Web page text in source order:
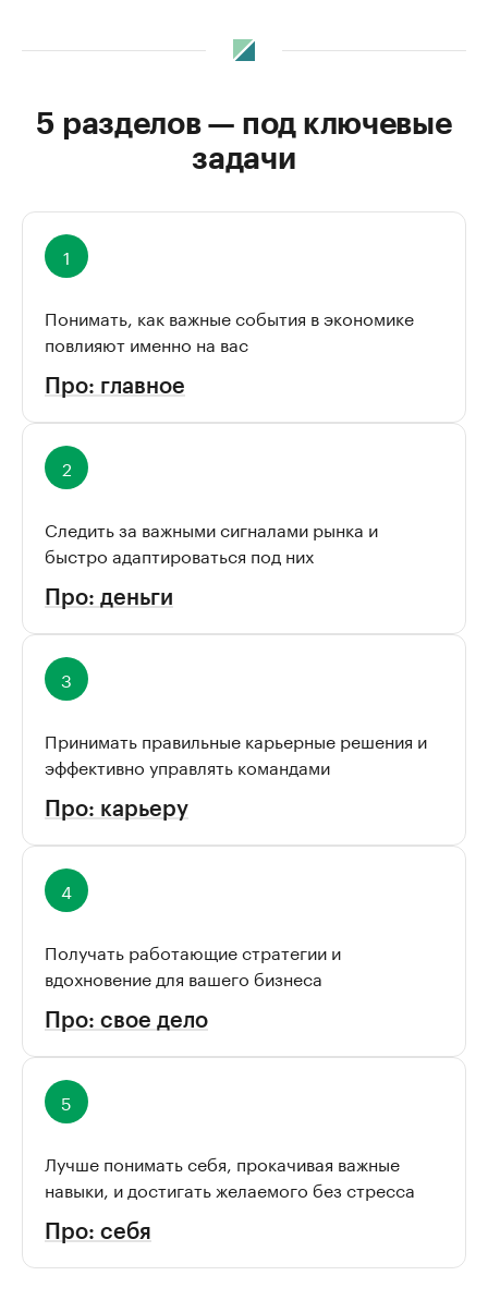
5 разделов — под ключевые
задачи
Понимать, как важные события в экономике
повлияют именно на вас
Про: главное
Следить за важными сигналами рынка и
быстро адаптироваться под них
Про: деньги
Принимать правильные карьерные решения и
эффективно управлять командами
Про: карьеру
Получать работающие стратегии и
вдохновение для вашего бизнеса
Про: свое дело
Лучше понимать себя, прокачивая важные
навыки, и достигать желаемого без стресса
Про: себя